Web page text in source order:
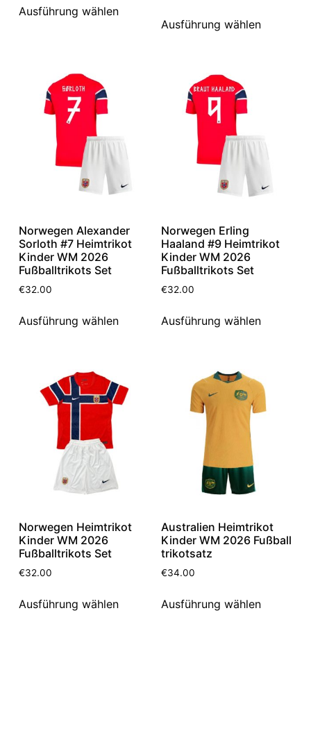
Ausführung wählen
Ausführung wählen
Norwegen Alexander
Sorloth #7 Heimtrikot
Kinder WM 2026
Fußballtrikots Set
€32.00
Ausführung wählen
Norwegen Erling
Haaland #9 Heimtrikot
Kinder WM 2026
Fußballtrikots Set
€32.00
Ausführung wählen
Norwegen Heimtrikot
Kinder WM 2026
Fußballtrikots Set
€32.00
Ausführung wählen
Australien Heimtrikot
Kinder WM 2026 Fußball
trikotsatz
€34.00
Ausführung wählen